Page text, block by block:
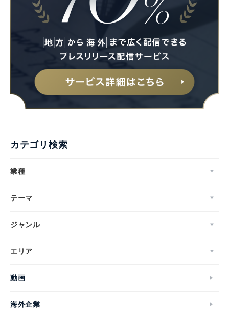
カテゴリ検索
業種
テーマ
ジャンル
エリア
動画
海外企業
Japanese
English